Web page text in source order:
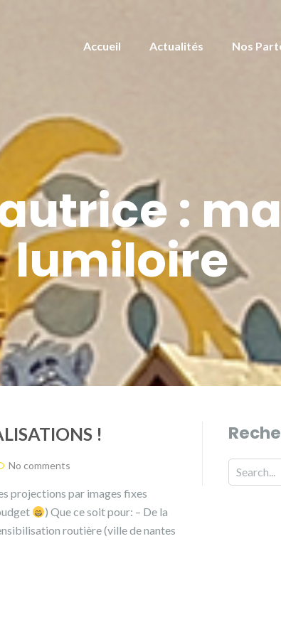
Accueil Actualités Nos
:
lumiloire
!
No comments
projections par images fixes
) Que ce soit pour: – De la
routière (ville de nantes